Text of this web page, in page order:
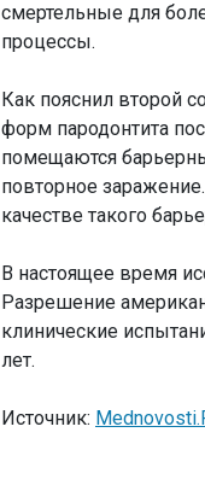
смертельные для
процессы.
Как пояснил второй
форм пародонтита
помещаются
повторное
качестве такого
В настоящее время
Разрешение
клинические
лет.
Источник: